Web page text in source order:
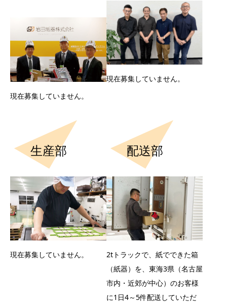
現在募集していません。
現在募集していません。
生産部
現在募集していません。
配送部
2tトラックで、紙でできた箱
（紙器）を、東海3県（名古屋
市内・近郊が中心）のお客様
に1日4～5件配送していただ